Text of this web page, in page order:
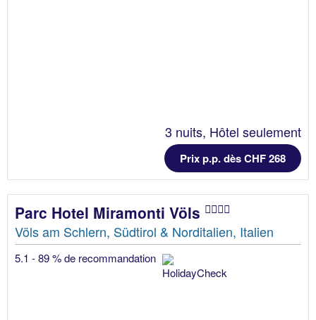
3 nuits, Hôtel seulement
Prix p.p. dès CHF 268
Parc Hotel Miramonti Völs
Völs am Schlern, Südtirol & Norditalien, Italien
5.1 - 89 % de recommandation